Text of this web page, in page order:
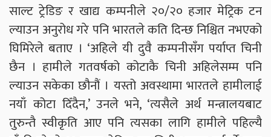
साल्ट ट्रेडिङ र खाद्य कम्पनीले २०/२० हजार मेट्रिक टन
ल्याउन अनुरोध गरे पनि भारतले कति दिन्छ निश्चित नभएको
घिमिरेले बताए । ‘अहिले यी दुवै कम्पनीसँग पर्याप्त चिनी
छैन । हामीले गतवर्षको कोटाकै चिनी अहिलेसम्म पनि
ल्याउन सकेका छौनौं । यस्तो अवस्थामा भारतले हामीलाई
नयाँ कोटा दिँदैन,’ उनले भने, ‘त्यसैले अर्थ मन्त्रालयबाट
तुरुन्तै स्वीकृति आए पनि त्यसका लागि हामीले पहिल्यै